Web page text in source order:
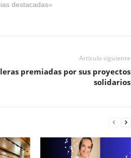
destacadas»
Artículo siguiente
premiadas por sus proyectos
solidarios